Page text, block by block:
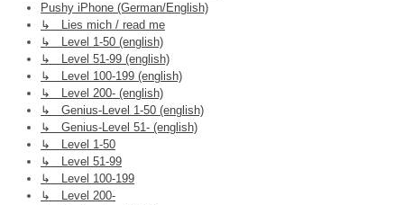
Pushy iPhone (German/English)
↳ Lies mich / read me
↳ Level 1-50 (english)
↳ Level 51-99 (english)
↳ Level 100-199 (english)
↳ Level 200- (english)
↳ Genius-Level 1-50 (english)
↳ Genius-Level 51- (english)
↳ Level 1-50
↳ Level 51-99
↳ Level 100-199
↳ Level 200-